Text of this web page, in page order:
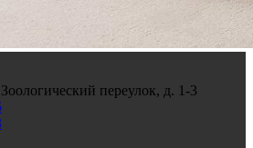
переулок, д. 1-3